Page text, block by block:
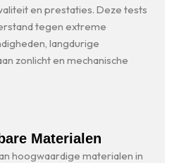
en prestaties. Deze tests
tegen extreme
langdurige
zonlicht en mechanische
Materialen
hoogwaardige materialen in